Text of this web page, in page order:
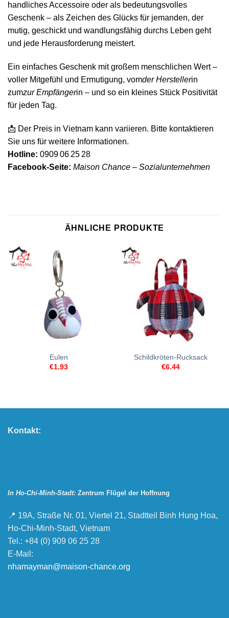
handliches Accessoire oder als bedeutungsvolles
Geschenk – als Zeichen des Glücks für jemanden, der
mutig, geschickt und wandlungsfähig durchs Leben geht
und jede Herausforderung meistert.
Ein einfaches Geschenk mit großem menschlichen Wert –
voller Mitgefühl und Ermutigung, vomder Herstellerin
zumzur Empfängerin – und so ein kleines Stück Positivität
für jeden Tag.
📩 Der Preis in Vietnam kann variieren. Bitte kontaktieren
Sie uns für weitere Informationen.
Hotline: 0909 06 25 28
Facebook-Seite: Maison Chance – Sozialunternehmen
ÄHNLICHE PRODUKTE
Eulen
€1.93
Schildkröten-Rucksack
€6.44
Kontakt:
In Ho-Chi-Minh-Stadt: Zentrum Flügel der Hoffnung
📍 19A, Straße Nr. 01, Viertel 21, Stadtteil Binh Hung Hoa,
Ho-Chi-Minh-Stadt, Vietnam
Tel.: +84 (0) 909 06 25 28
E-Mail:
nhamayman@maison-chance.org